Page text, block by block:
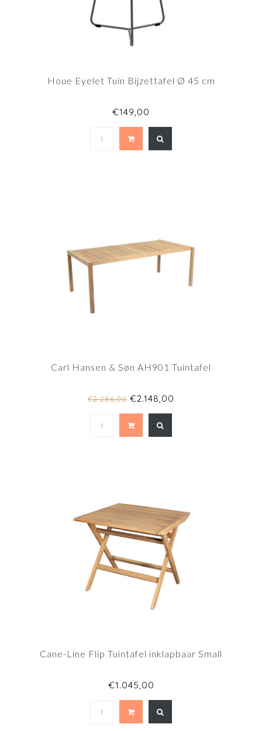
Houe Eyelet Tuin Bijzettafel Ø 45 cm
€149,00
Carl Hansen & Søn AH901 Tuintafel
€2.286,00 €2.148,00
Cane-Line Flip Tuintafel inklapbaar Small
€1.045,00